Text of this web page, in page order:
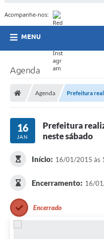
Acompanhe-nos:
MENU
Agenda
Agenda Prefeitura
16
JAN
Prefeitura
neste sábado
Início: 16/01/2015 às
Encerramento: 16/
Encerrado